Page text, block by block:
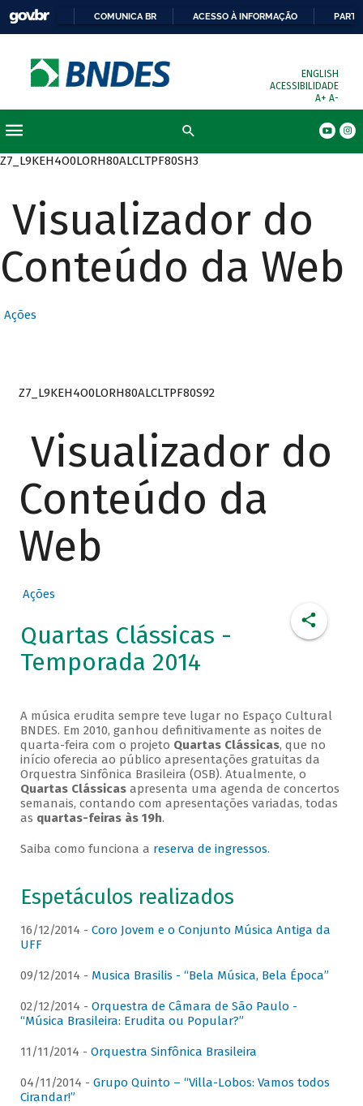
COMUNICA BR ACESSO À INFORMAÇÃO
ENGLISH
ACESSIBILIDADE
A+ A-
Z7_L9KEH4O0LORH80ALCLTPF80SH3
Visualizador do
Conteúdo da Web
Ações
Z7_L9KEH4O0LORH80ALCLTPF80S92
Visualizador do
Conteúdo da
Web
Ações
Quartas Clássicas -
Temporada 2014
A música erudita sempre teve lugar no Espaço Cultural
BNDES. Em 2010, ganhou definitivamente as noites de
quarta-feira com o projeto Quartas Clássicas, que no
início oferecia ao público apresentações gratuitas da
Orquestra Sinfônica Brasileira (OSB). Atualmente, o
Quartas Clássicasapresenta uma agenda de concertos
semanais, contando com apresentações variadas, todas
as quartas-feiras às 19h.
Saiba como funciona a reserva de ingressos.
Espetáculos realizados
16/12/2014 - Coro Jovem e o Conjunto Música Antiga da
UFF
09/12/2014 - Musica Brasilis - “Bela Música, Bela Época”
02/12/2014 - Orquestra de Câmara de São Paulo -
“Música Brasileira: Erudita ou Popular?”
11/11/2014 - Orquestra Sinfônica Brasileira
04/11/2014 - Grupo Quinto – “Villa-Lobos: Vamos todos
Cirandar!”